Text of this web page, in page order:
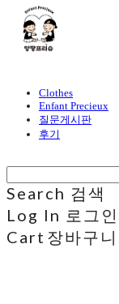
Clothes
Enfant Precieux
질문게시판
후기
Search 검색
Log In 로그인
Cart 장바구니